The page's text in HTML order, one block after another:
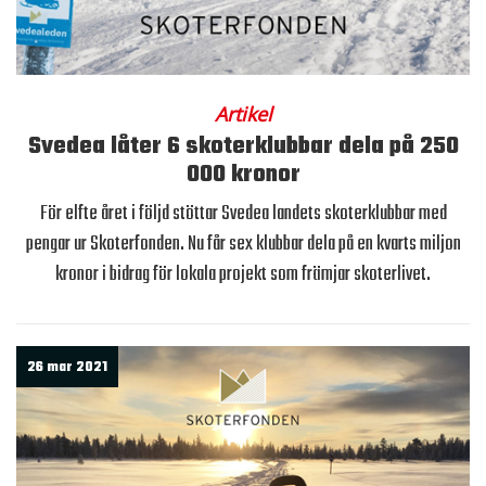
Artikel
Svedea låter 6 skoterklubbar dela på 250
000 kronor
För elfte året i följd stöttar Svedea landets skoterklubbar med
pengar ur Skoterfonden. Nu får sex klubbar dela på en kvarts miljon
kronor i bidrag för lokala projekt som främjar skoterlivet.
26 mar 2021